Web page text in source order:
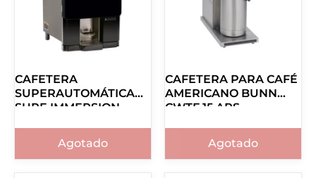
CAFETERA
SUPERAUTOMÁTICA
SURE IMMERSION
Agotado
CAFETERA PARA CAFÉ
AMERICANO BUNN
CWTF 15 APS
Agotado